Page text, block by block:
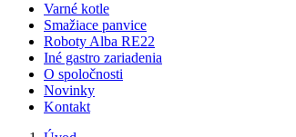
Varné kotle
Smažiace panvice
Roboty Alba RE22
Iné gastro zariadenia
O spoločnosti
Novinky
Kontakt